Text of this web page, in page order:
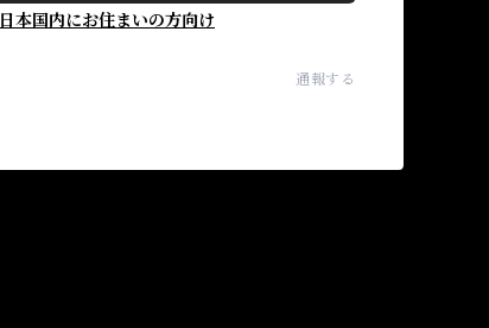
日本国内にお住まいの方向け
通報する